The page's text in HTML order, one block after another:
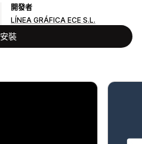
開發者
LÍNEA GRÁFICA ECE S.L.
安裝